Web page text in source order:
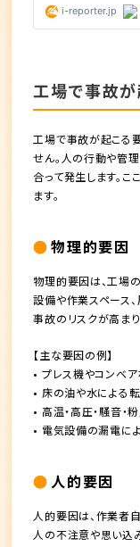
工場で事故
工場で事故が起こる
せん。人の行動や管
合って発生します。
ます。
物理的要因
物理的要因は、工場
設備や作業スペース
事故のリスクが高まり
【主な要因の例】
• プレス機やコンベ
• 床の油や水による
• 高温・高圧・騒音・
• 電気設備の漏電に
人的要因
人的要因は、作業者
人の不注意や思い込